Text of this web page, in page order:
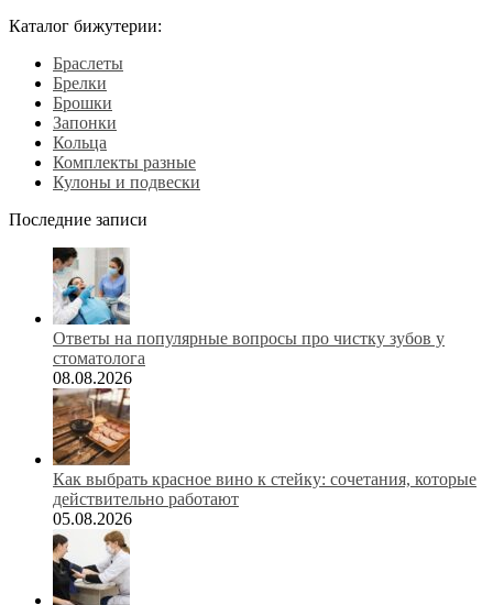
Каталог бижутерии:
Браслеты
Брелки
Брошки
Запонки
Кольца
Комплекты разные
Кулоны и подвески
Последние записи
Ответы на популярные вопросы про чистку зубов у
стоматолога
08.08.2026
Как выбрать красное вино к стейку: сочетания, которые
действительно работают
05.08.2026